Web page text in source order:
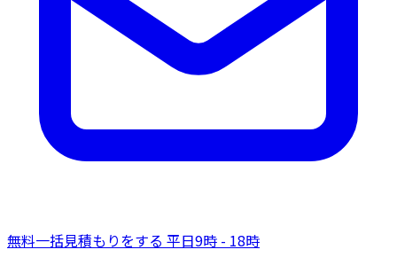
無料一括見積もりをする 平日9時 - 18時